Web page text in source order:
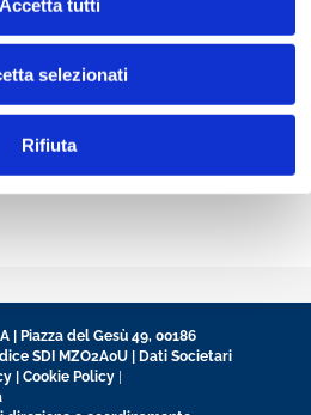
Accetta tutti
selezionati
Rifiuta
sulla
Condizioni Generalidi
il sito
| Piazza del Gesù 49, 00186
SDI MZO2A0U | Dati Societari
| Cookie Policy |